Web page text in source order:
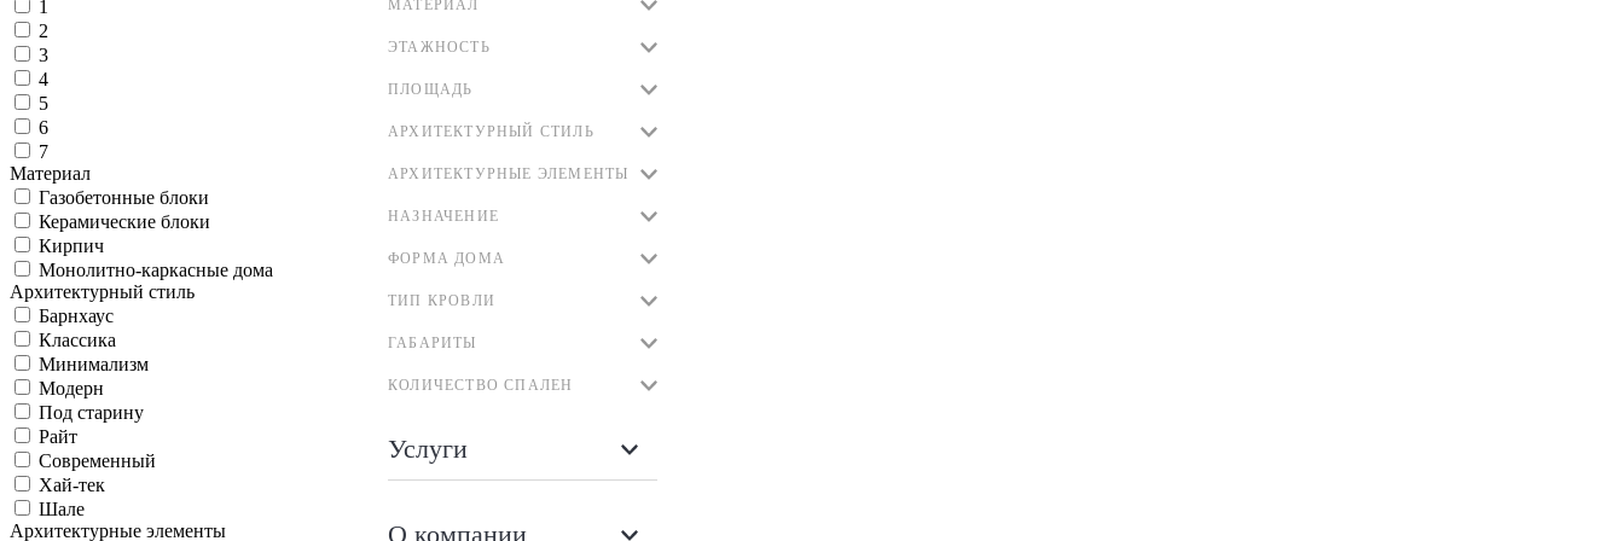
МАТЕРИАЛ
ЭТАЖНОСТЬ
ПЛОЩАДЬ
АРХИТЕКТУРНЫЙ СТИЛЬ
АРХИТЕКТУРНЫЕ ЭЛЕМЕНТЫ
НАЗНАЧЕНИЕ
ФОРМА ДОМА
ТИП КРОВЛИ
ГАБАРИТЫ
КОЛИЧЕСТВО СПАЛЕН
Услуги
О компании
1
2
3
4
5
6
7
Материал
Газобетонные блоки
Керамические блоки
Кирпич
Монолитно-каркасные дома
Архитектурный стиль
Барнхаус
Классика
Минимализм
Модерн
Под старину
Райт
Современный
Хай-тек
Шале
Архитектурные элементы